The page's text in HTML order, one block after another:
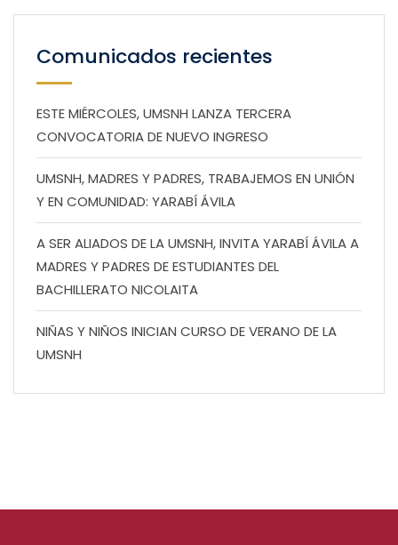
Comunicados recientes
ESTE MIÉRCOLES, UMSNH LANZA TERCERA
CONVOCATORIA DE NUEVO INGRESO
UMSNH, MADRES Y PADRES, TRABAJEMOS EN UNIÓN
Y EN COMUNIDAD: YARABÍ ÁVILA
A SER ALIADOS DE LA UMSNH, INVITA YARABÍ ÁVILA A
MADRES Y PADRES DE ESTUDIANTES DEL
BACHILLERATO NICOLAITA
NIÑAS Y NIÑOS INICIAN CURSO DE VERANO DE LA
UMSNH